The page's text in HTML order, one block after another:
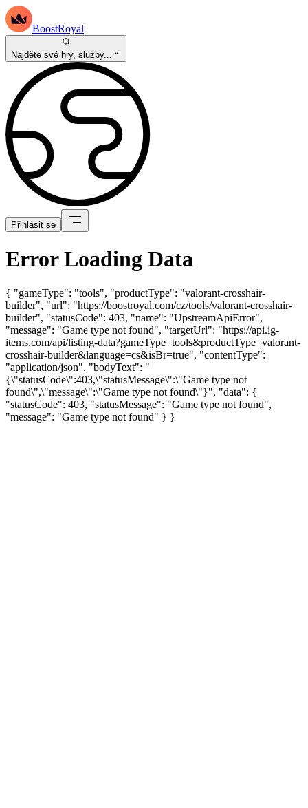
BoostRoyal
Najděte své hry, služby...
Přihlásit se
Error Loading Data
{ "gameType": "tools", "productType": "valorant-crosshair-
builder", "url": "https://boostroyal.com/cz/tools/valorant-crosshair-
builder", "statusCode": 403, "name": "UpstreamApiError",
"message": "Game type not found", "targetUrl": "https://api.ig-
items.com/api/listing-data?gameType=tools&productType=valorant-
crosshair-builder&language=cs&isBr=true", "contentType":
"application/json", "bodyText": "
{\"statusCode\":403,\"statusMessage\":\"Game type not
found\",\"message\":\"Game type not found\"}", "data": {
"statusCode": 403, "statusMessage": "Game type not found",
"message": "Game type not found" } }